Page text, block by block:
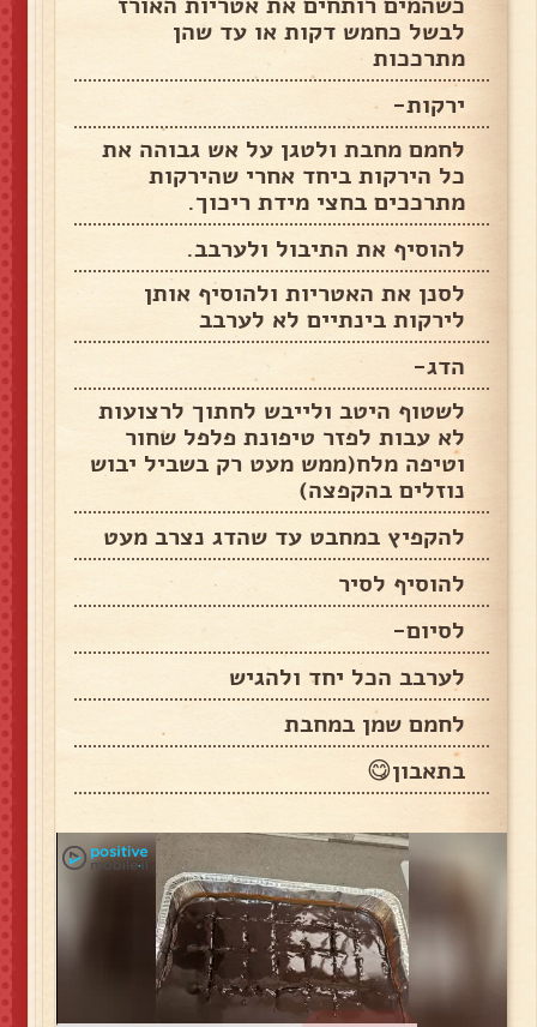
לבשל כחמש דקות או עד שהן
מתרככות
ירקות-
לחמם מחבת ולטגן על אש גבוהה את
כל הירקות ביחד אחרי שהירקות
מתרככים בחצי מידת ריכוך.
להוסיף את התיבול ולערבב.
לסנן את האטריות ולהוסיף אותן
לירקות בינתיים לא לערבב
הדג-
לשטוף היטב ולייבש לחתוך לרצועות
לא עבות לפזר טיפונת פלפל שחור
וטיפה מלח‏(ממש מעט רק בשביל יבוש
נוזלים בהקפצה‏)
להקפיץ במחבט עד שהדג נצרב מעט
להוסיף לסיר
לסיום-
לערבב הכל יחד ולהגיש
לחמם שמן במחבת
בתאבון😋